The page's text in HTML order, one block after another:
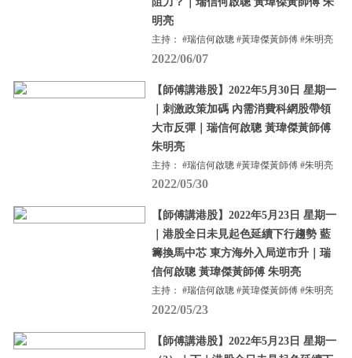
明亮
主持： #瑞信何啟聰 #黃瑋傑黃師傅 #朱明亮
2022/06/07
【師傅講港股】2022年5月30日 星期一
｜刺激政策加碼 內需消費科網股帶領
大市反彈｜瑞信何啟聰 黃瑋傑黃師傅
朱明亮
主持： #瑞信何啟聰 #黃瑋傑黃師傅 #朱明亮
2022/05/30
【師傅講港股】2022年5月23日 星期一
｜港股全日未見起色延續下行趨勢 藍
籌換馬中芯 東方海外入局逆市升｜瑞
信何啟聰 黃瑋傑黃師傅 朱明亮
主持： #瑞信何啟聰 #黃瑋傑黃師傅 #朱明亮
2022/05/23
【師傅講港股】2022年5月23日 星期一